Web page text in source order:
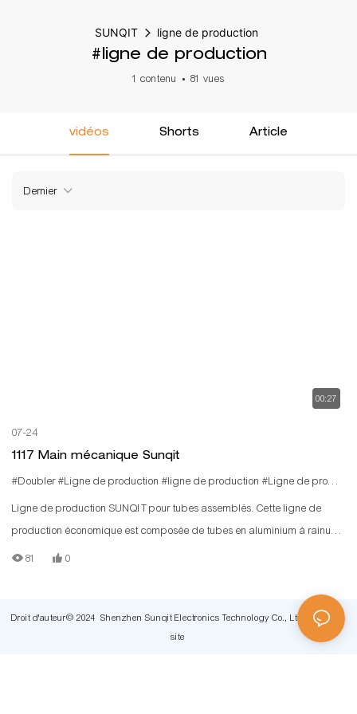
SUNQIT ligne de production
#ligne de production
1 contenu 81 vues
vidéos Shorts Article
Dernier
00:27
07-24
1117 Main mécanique Sunqit
#Doubler#Ligne de production #ligne de production #Ligne de production
Ligne de production SUNQIT pour tubes assemblés. Cette ligne de
production économique est composée de tubes en aluminium à rainure
en T, de connecteurs en aluminium, de rails à rouleaux en acier et de
81 0
Droit d'auteur© 2024 Shenzhen Sunqit Electronics Technology Co., Ltd | Plan du
site